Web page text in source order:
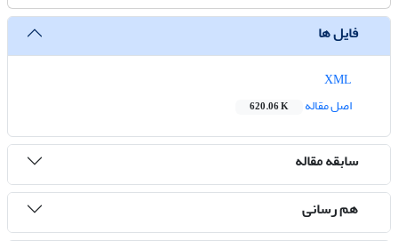
فایل ها
اصل مقاله
620.06 K
سابقه مقاله
هم رسانی